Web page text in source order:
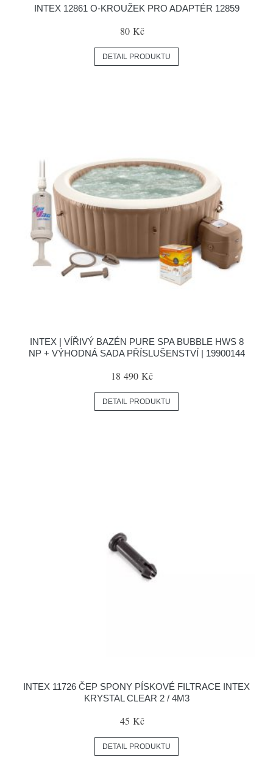
INTEX 12861 O-KROUŽEK PRO ADAPTÉR 12859
80 Kč
DETAIL PRODUKTU
INTEX | VÍŘIVÝ BAZÉN PURE SPA BUBBLE HWS 8
NP + VÝHODNÁ SADA PŘÍSLUŠENSTVÍ | 19900144
18 490 Kč
DETAIL PRODUKTU
INTEX 11726 ČEP SPONY PÍSKOVÉ FILTRACE INTEX
KRYSTAL CLEAR 2 / 4M3
45 Kč
DETAIL PRODUKTU